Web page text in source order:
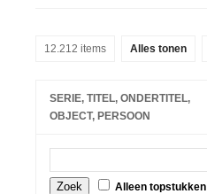
12.212 items Alles tonen
SERIE, TITEL, ONDERTITEL,
OBJECT, PERSOON
Alleen topstukken